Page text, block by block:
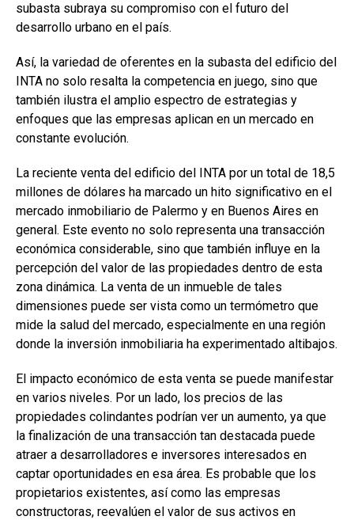
subasta subraya su compromiso con el futuro del
desarrollo urbano en el país.
Así, la variedad de oferentes en la subasta del edificio del
INTA no solo resalta la competencia en juego, sino que
también ilustra el amplio espectro de estrategias y
enfoques que las empresas aplican en un mercado en
constante evolución.
La reciente venta del edificio del INTA por un total de 18,5
millones de dólares ha marcado un hito significativo en el
mercado inmobiliario de Palermo y en Buenos Aires en
general. Este evento no solo representa una transacción
económica considerable, sino que también influye en la
percepción del valor de las propiedades dentro de esta
zona dinámica. La venta de un inmueble de tales
dimensiones puede ser vista como un termómetro que
mide la salud del mercado, especialmente en una región
donde la inversión inmobiliaria ha experimentado altibajos.
El impacto económico de esta venta se puede manifestar
en varios niveles. Por un lado, los precios de las
propiedades colindantes podrían ver un aumento, ya que
la finalización de una transacción tan destacada puede
atraer a desarrolladores e inversores interesados en
captar oportunidades en esa área. Es probable que los
propietarios existentes, así como las empresas
constructoras, reevalúen el valor de sus activos en